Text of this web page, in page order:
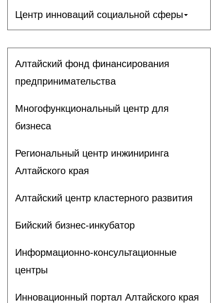
Центр инноваций социальной сферы
Алтайский фонд финансирования
предпринимательства
Многофункциональный центр для
бизнеса
Региональный центр инжиниринга
Алтайского края
Алтайский центр кластерного развития
Бийский бизнес-инкубатор
Информационно-консультационные
центры
Инновационный портал Алтайского края